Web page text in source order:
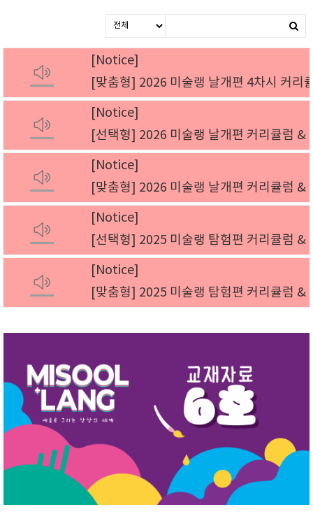
Notice
[맞춤형] 2026 미술랭 날개편 4차시 커리
Notice
[선택형] 2026 미술랭 날개편 커리큘럼 &
Notice
[맞춤형] 2026 미술랭 날개편 커리큘럼 &
Notice
[선택형] 2025 미술랭 탐험편 커리큘럼 &
Notice
[맞춤형] 2025 미술랭 탐험편 커리큘럼 &